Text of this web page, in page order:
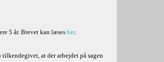
5 år. Brevet kan læsesher.
at der arbejdet på sagen